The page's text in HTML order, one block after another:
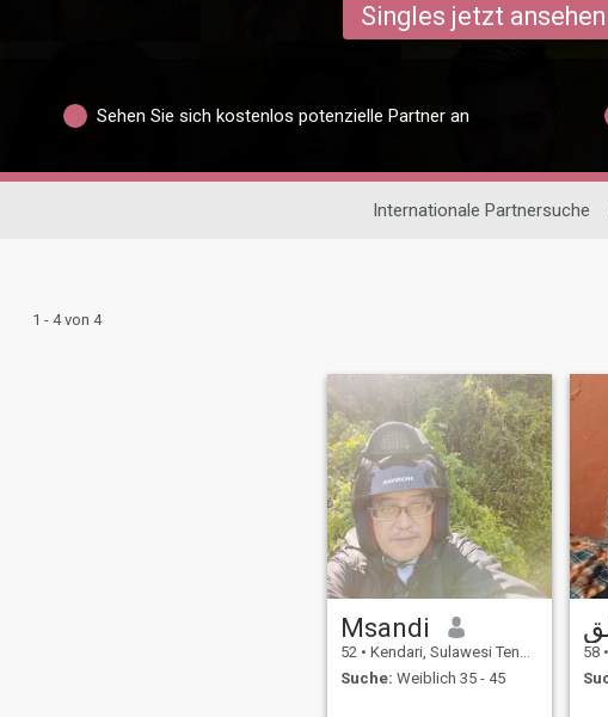
Singles jetzt ansehen
Sehen Sie sich kostenlos potenzielle Partner an
Internationale Partnersuche
1 - 4 von 4
Msandi
52 • Kendari, Sulawesi Tenggara, Indonesien
Suche: Weiblich 35 - 45
58 •